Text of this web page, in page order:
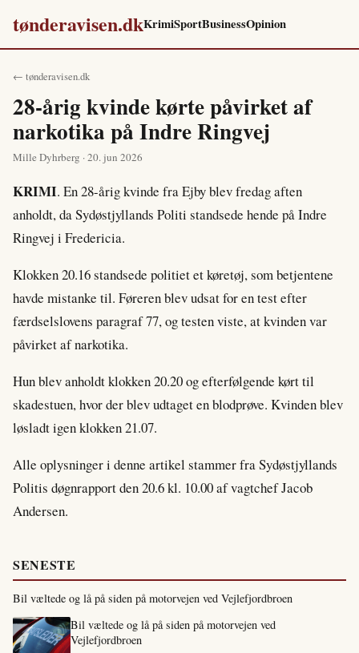
tønderavisen.dkKrimiSportBusinessOpinion
← tønderavisen.dk
28-årig kvinde kørte påvirket af
narkotika på Indre Ringvej
Mille Dyhrberg · 20. jun 2026
KRIMI. En 28-årig kvinde fra Ejby blev fredag aften
anholdt, da Sydøstjyllands Politi standsede hende på Indre
Ringvej i Fredericia.
Klokken 20.16 standsede politiet et køretøj, som betjentene
havde mistanke til. Føreren blev udsat for en test efter
færdselslovens paragraf 77, og testen viste, at kvinden var
påvirket af narkotika.
Hun blev anholdt klokken 20.20 og efterfølgende kørt til
skadestuen, hvor der blev udtaget en blodprøve. Kvinden blev
løsladt igen klokken 21.07.
Alle oplysninger i denne artikel stammer fra Sydøstjyllands
Politis døgnrapport den 20.6 kl. 10.00 af vagtchef Jacob
Andersen.
SENESTE
Bil væltede og lå på siden på motorvejen ved Vejlefjordbroen
Bil væltede og lå på siden på motorvejen ved
Vejlefjordbroen